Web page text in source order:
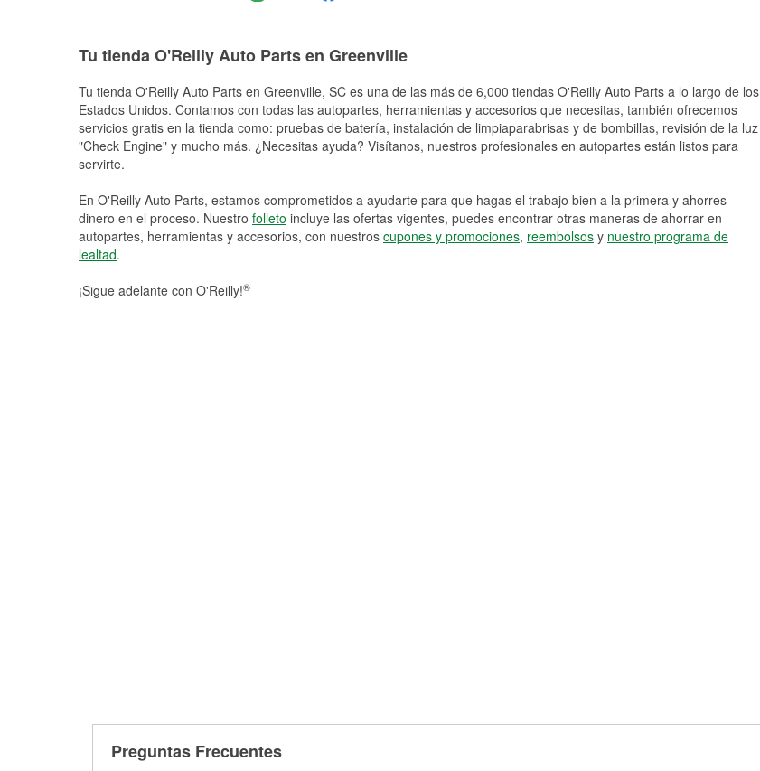
Tu tienda O'Reilly Auto Parts en Greenville
Tu tienda O'Reilly Auto Parts en Greenville, SC es una de las más de 6,000 tiendas O'Reilly Auto Parts a lo largo de los
Estados Unidos. Contamos con todas las autopartes, herramientas y accesorios que necesitas, también ofrecemos
servicios gratis en la tienda como: pruebas de batería, instalación de limpiaparabrisas y de bombillas, revisión de la luz
"Check Engine" y mucho más. ¿Necesitas ayuda? Visítanos, nuestros profesionales en autopartes están listos para
servirte.
En O'Reilly Auto Parts, estamos comprometidos a ayudarte para que hagas el trabajo bien a la primera y ahorres
dinero en el proceso. Nuestro folleto incluye las ofertas vigentes, puedes encontrar otras maneras de ahorrar en
autopartes, herramientas y accesorios, con nuestros cupones y promociones, reembolsos y nuestro programa de
lealtad.
¡Sigue adelante con O'Reilly!®
Preguntas Frecuentes